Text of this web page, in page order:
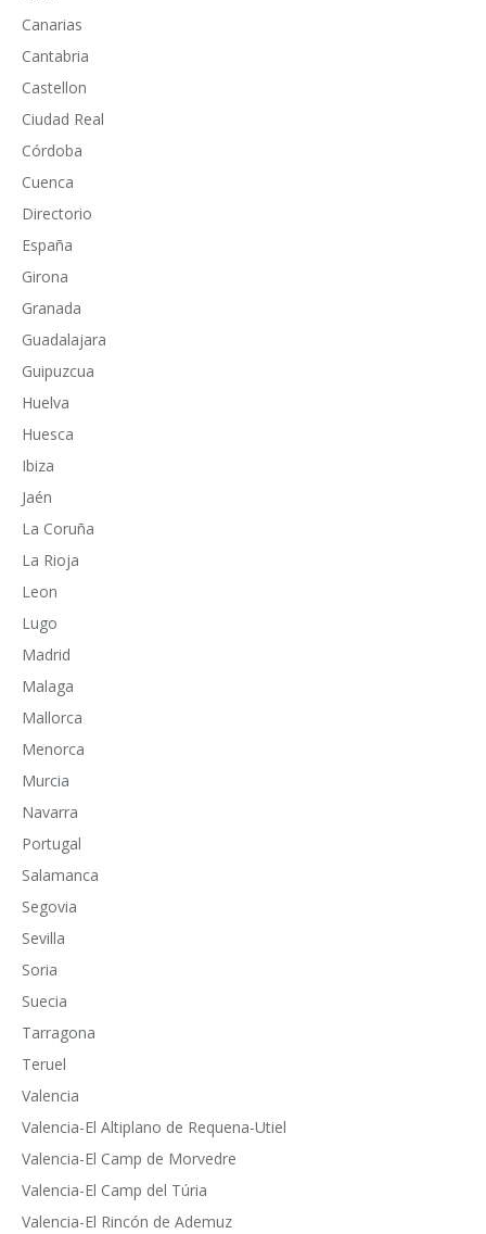
Canarias
Cantabria
Castellon
Ciudad Real
Córdoba
Cuenca
Directorio
España
Girona
Granada
Guadalajara
Guipuzcua
Huelva
Huesca
Ibiza
Jaén
La Coruña
La Rioja
Leon
Lugo
Madrid
Malaga
Mallorca
Menorca
Murcia
Navarra
Portugal
Salamanca
Segovia
Sevilla
Soria
Suecia
Tarragona
Teruel
Valencia
Valencia-El Altiplano de Requena-Utiel
Valencia-El Camp de Morvedre
Valencia-El Camp del Túria
Valencia-El Rincón de Ademuz